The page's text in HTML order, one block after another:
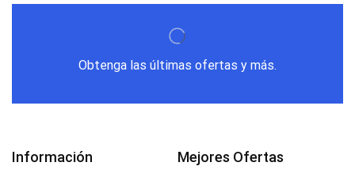
Obtenga las últimas ofertas y más.
Información Mejores Ofertas